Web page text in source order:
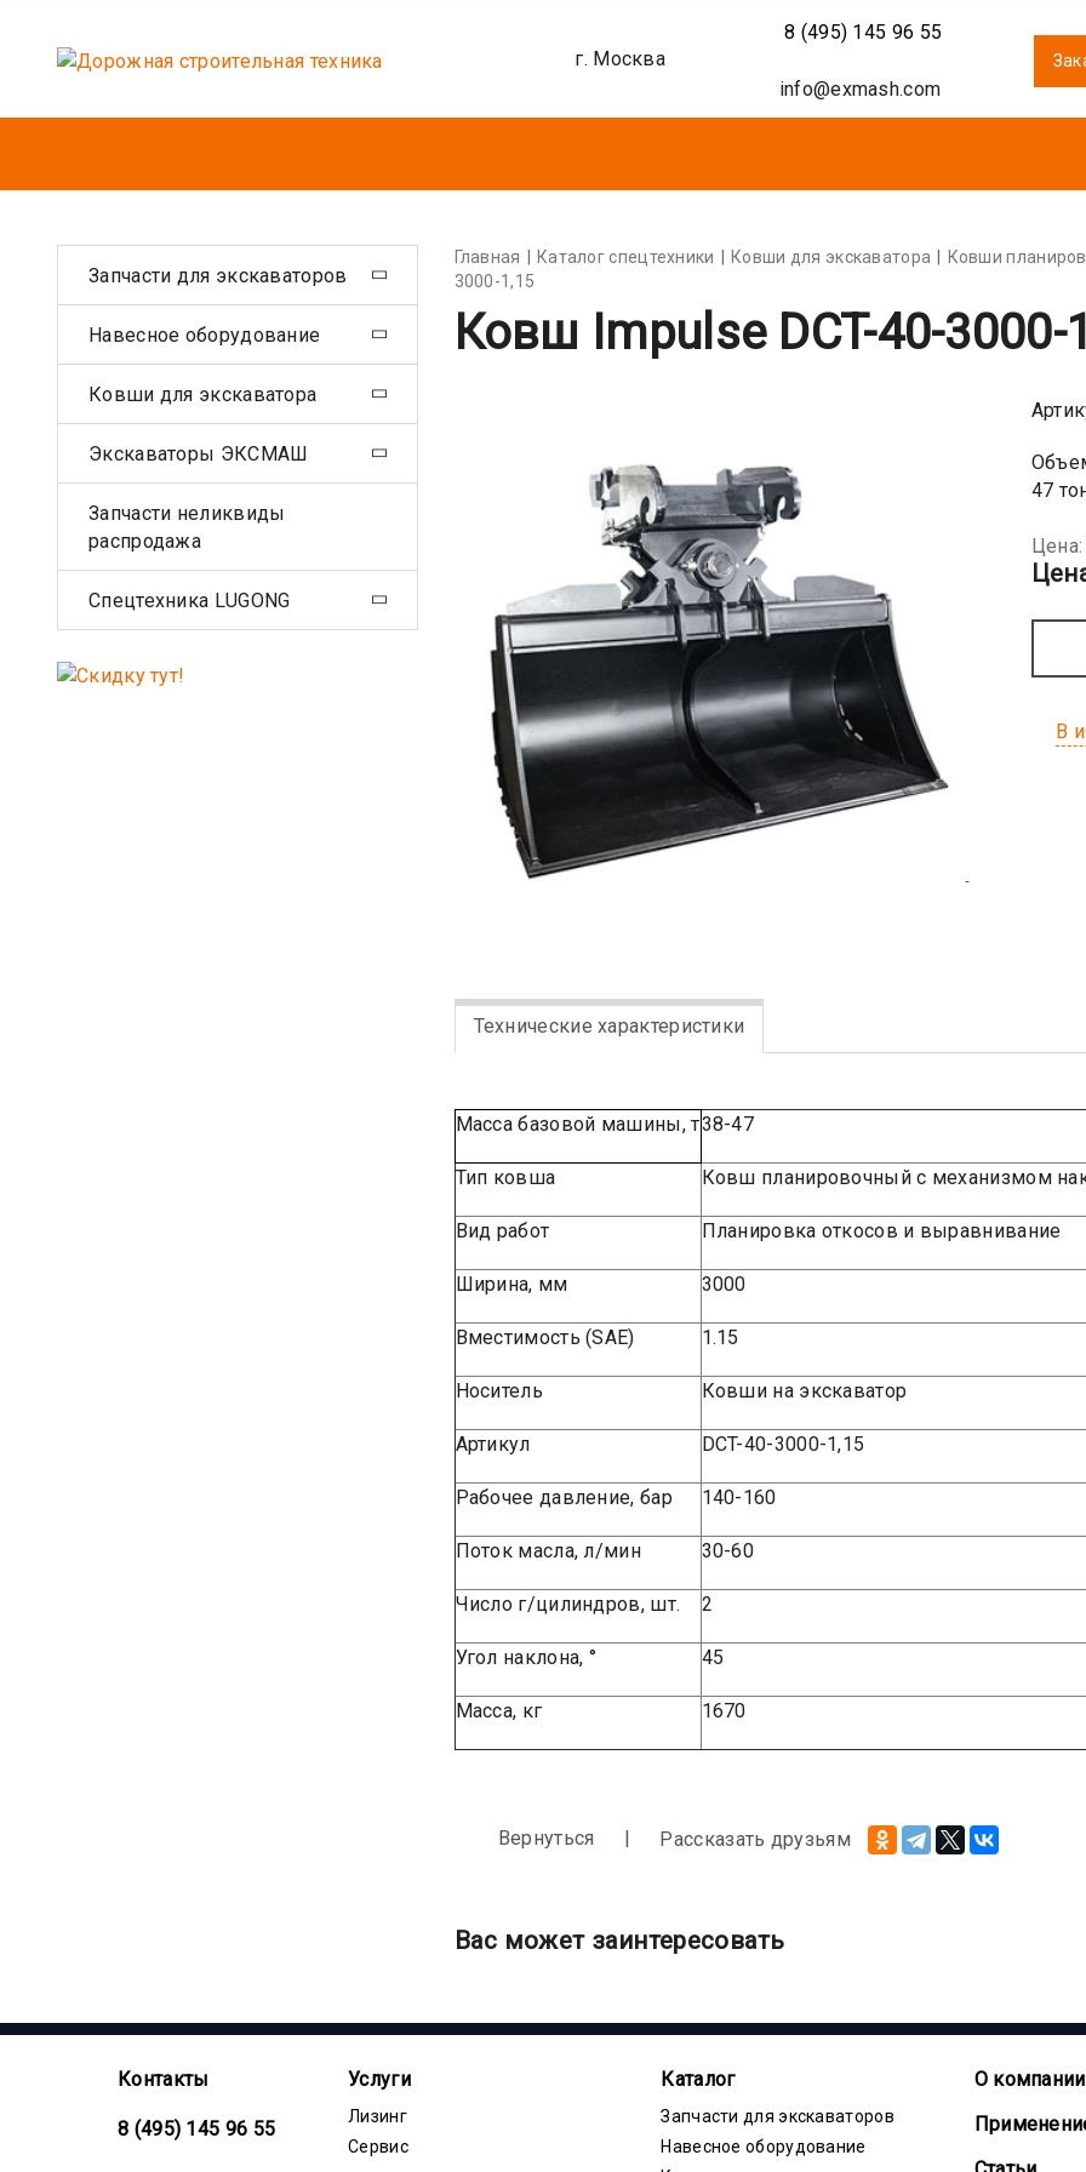
г. Москва
8 (495) 145 96 55
info@exmash.com
Главная Каталог спецтехники Ковши для экскаватора Ковши
3000-1,15
Ковш Impulse DCT-40-3000-
47
Цена:
В
Технические характеристики
Масса базовой машины, т38-47
Тип ковша Ковш планировочный с механизмом
Вид работ Планировка откосов и выравнивание
Ширина, мм 3000
Вместимость (SAE) 1.15
Носитель Ковши на экскаватор
Артикул DCT-40-3000-1,15
Рабочее давление, бар 140-160
Поток масла, л/мин 30-60
Число г/цилиндров, шт. 2
Угол наклона, ° 45
Масса, кг 1670
Вернуться Рассказать друзьям
Вас может заинтересовать
Запчасти для экскаваторов
Навесное оборудование
Ковши для экскаватора
Экскаваторы ЭКСМАШ
Запчасти неликвиды
распродажа
Спецтехника LUGONG
Контакты
8 (495) 145 96 55
Услуги
Лизинг
Сервис
Каталог
Запчасти для экскаваторов
Навесное оборудование
О компании